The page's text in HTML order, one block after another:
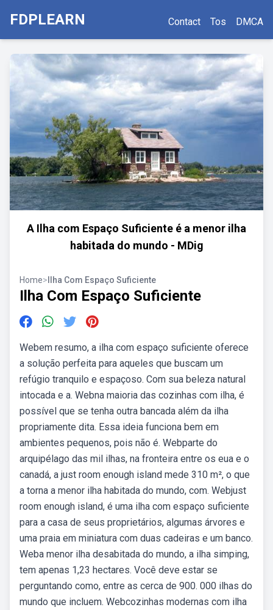
FDPLEARN Contact Tos DMCA
A Ilha com Espaço Suficiente é a menor ilha
habitada do mundo - MDig
Home> Ilha Com Espaço Suficiente
Ilha Com Espaço Suficiente
Webem resumo, a ilha com espaço suficiente oferece
a solução perfeita para aqueles que buscam um
refúgio tranquilo e espaçoso. Com sua beleza natural
intocada e a. Webna maioria das cozinhas com ilha, é
possível que se tenha outra bancada além da ilha
propriamente dita. Essa ideia funciona bem em
ambientes pequenos, pois não é. Webparte do
arquipélago das mil ilhas, na fronteira entre os eua e o
canadá, a just room enough island mede 310 m², o que
a torna a menor ilha habitada do mundo, com. Webjust
room enough island, é uma ilha com espaço suficiente
para a casa de seus proprietários, algumas árvores e
uma praia em miniatura com duas cadeiras e um banco.
Weba menor ilha desabitada do mundo, a ilha simping,
tem apenas 1,23 hectares. Você deve estar se
perguntando como, entre as cerca de 900. 000 ilhas do
mundo que incluem. Webcozinhas modernas com ilha